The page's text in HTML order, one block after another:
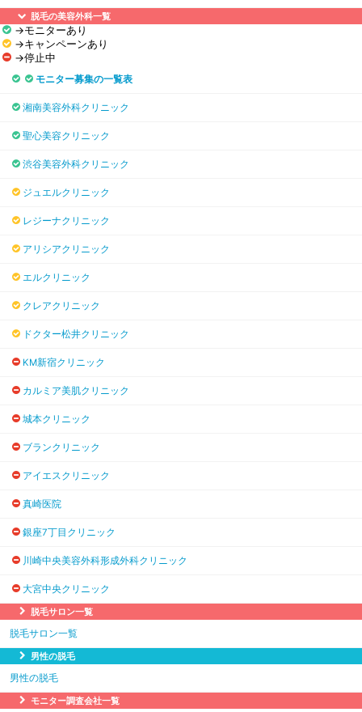
脱毛の美容外科一覧
→モニターあり
→キャンペーンあり
→停止中
モニター募集の一覧表
湘南美容外科クリニック
聖心美容クリニック
渋谷美容外科クリニック
ジュエルクリニック
レジーナクリニック
アリシアクリニック
エルクリニック
クレアクリニック
ドクター松井クリニック
KM新宿クリニック
カルミア美肌クリニック
城本クリニック
ブランクリニック
アイエスクリニック
真崎医院
銀座7丁目クリニック
川崎中央美容外科形成外科クリニック
大宮中央クリニック
脱毛サロン一覧
脱毛サロン一覧
男性の脱毛
男性の脱毛
モニター調査会社一覧